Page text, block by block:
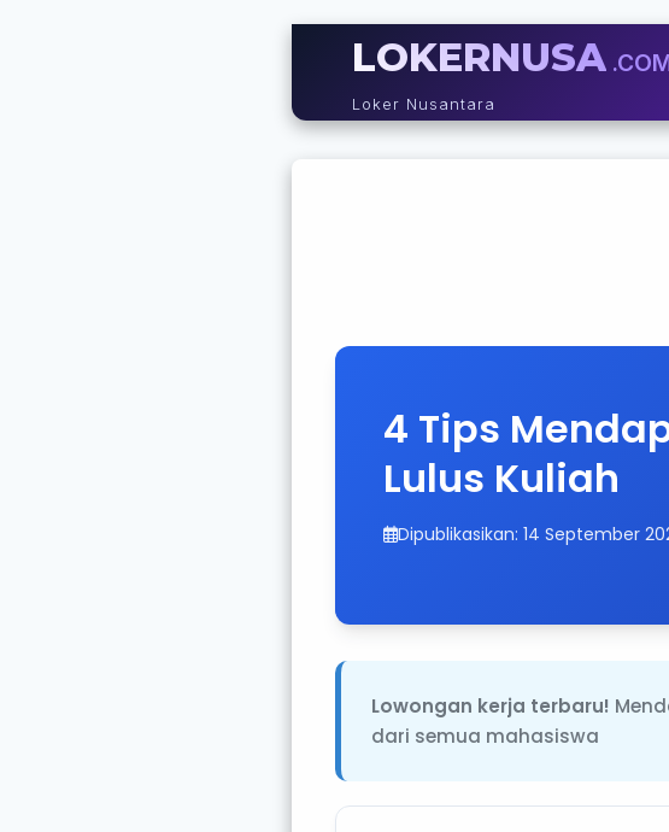
LOKERNUSA
Loker Nusantara
4 Tips
Lulus Kuliah
Dipublikasikan: 14 September
Lowongan kerja terbaru!
dari semua mahasiswa